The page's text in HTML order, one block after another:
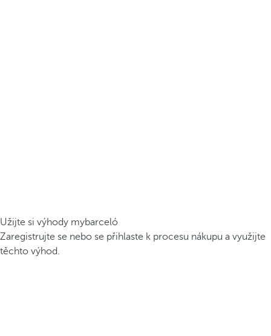
Užijte si výhody mybarceló
Zaregistrujte se nebo se přihlaste k procesu nákupu a využijte
těchto výhod.